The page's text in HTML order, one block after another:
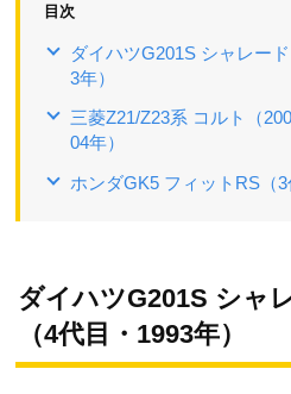
目次
ダイハツG201S シャレー
3年）
三菱Z21/Z23系 コルト（
04年）
ホンダGK5 フィットRS（3
ダイハツG201S シャ
（4代目・1993年）